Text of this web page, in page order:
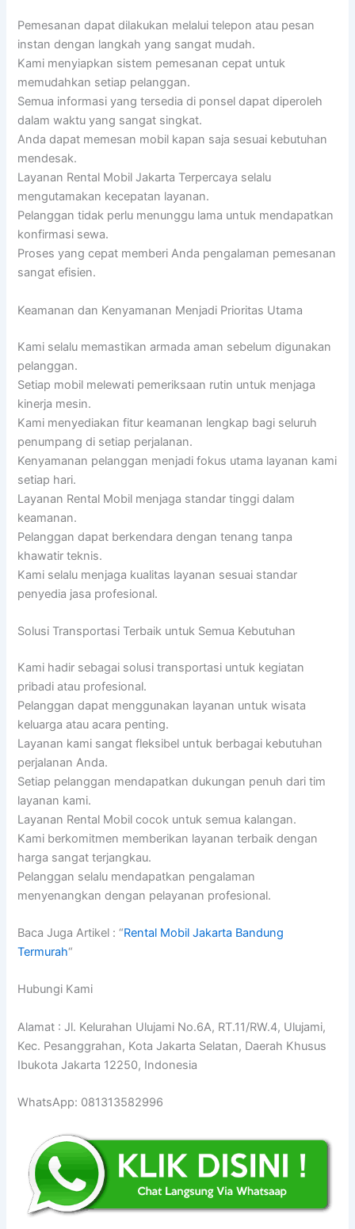
Pemesanan dapat dilakukan melalui telepon atau pesan
instan dengan langkah yang sangat mudah.
Kami menyiapkan sistem pemesanan cepat untuk
memudahkan setiap pelanggan.
Semua informasi yang tersedia di ponsel dapat diperoleh
dalam waktu yang sangat singkat.
Anda dapat memesan mobil kapan saja sesuai kebutuhan
mendesak.
Layanan Rental Mobil Jakarta Terpercaya selalu
mengutamakan kecepatan layanan.
Pelanggan tidak perlu menunggu lama untuk mendapatkan
konfirmasi sewa.
Proses yang cepat memberi Anda pengalaman pemesanan
sangat efisien.
Keamanan dan Kenyamanan Menjadi Prioritas Utama
Kami selalu memastikan armada aman sebelum digunakan
pelanggan.
Setiap mobil melewati pemeriksaan rutin untuk menjaga
kinerja mesin.
Kami menyediakan fitur keamanan lengkap bagi seluruh
penumpang di setiap perjalanan.
Kenyamanan pelanggan menjadi fokus utama layanan kami
setiap hari.
Layanan Rental Mobil menjaga standar tinggi dalam
keamanan.
Pelanggan dapat berkendara dengan tenang tanpa
khawatir teknis.
Kami selalu menjaga kualitas layanan sesuai standar
penyedia jasa profesional.
Solusi Transportasi Terbaik untuk Semua Kebutuhan
Kami hadir sebagai solusi transportasi untuk kegiatan
pribadi atau profesional.
Pelanggan dapat menggunakan layanan untuk wisata
keluarga atau acara penting.
Layanan kami sangat fleksibel untuk berbagai kebutuhan
perjalanan Anda.
Setiap pelanggan mendapatkan dukungan penuh dari tim
layanan kami.
Layanan Rental Mobil cocok untuk semua kalangan.
Kami berkomitmen memberikan layanan terbaik dengan
harga sangat terjangkau.
Pelanggan selalu mendapatkan pengalaman
menyenangkan dengan pelayanan profesional.
Baca Juga Artikel : “Rental Mobil Jakarta Bandung
Termurah“
Hubungi Kami
Alamat : Jl. Kelurahan Ulujami No.6A, RT.11/RW.4, Ulujami,
Kec. Pesanggrahan, Kota Jakarta Selatan, Daerah Khusus
Ibukota Jakarta 12250, Indonesia
WhatsApp: 081313582996